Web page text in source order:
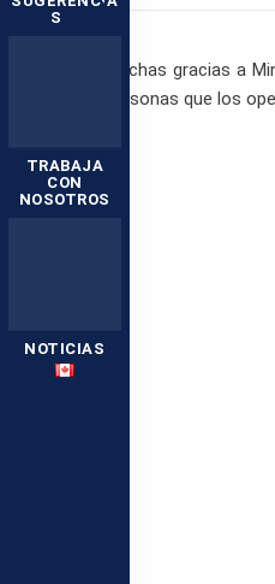
S
TRABAJA
CON
NOSOTROS
NOTICIAS
Muchas gracias a
personas que los